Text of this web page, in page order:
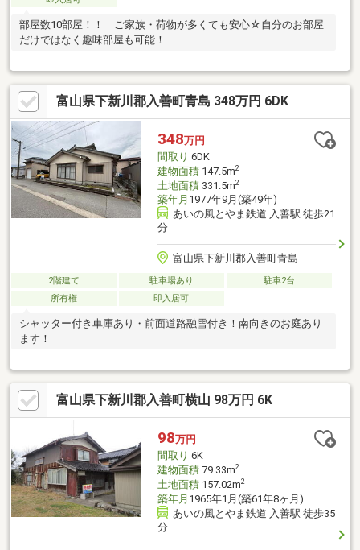
部屋数10部屋！！ ご家族・荷物が多くても安心☆自分のお部屋
だけではなく趣味部屋も可能！
富山県下新川郡入善町青島 348万円 6DK
348万円
間取り 6DK
建物面積147.5m2
土地面積331.5m2
築年月 1977年9月(築49年)
あいの風とやま鉄道 入善駅 徒歩21
分
富山県下新川郡入善町青島
2階建て 駐車場あり
駐車2台
所有権
即入居可
シャッター付き車庫あり・前面道路融雪付き！南向きのお庭あり
ます！
富山県下新川郡入善町横山 98万円 6K
98万円
間取り 6K
建物面積79.33m2
土地面積157.02m2
築年月 1965年1月(築61年8ヶ月)
あいの風とやま鉄道 入善駅 徒歩35
分